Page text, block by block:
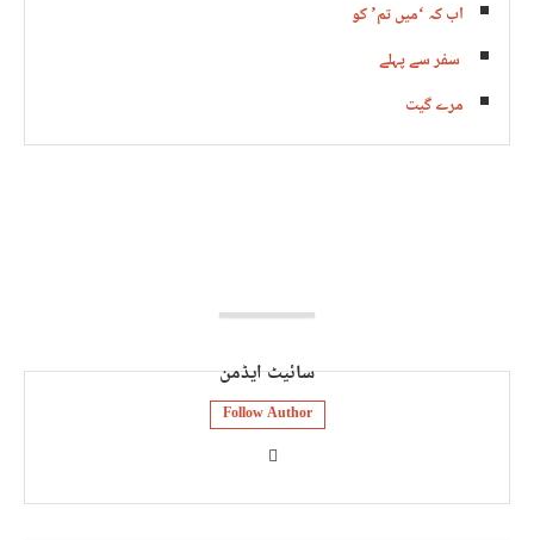
اب کہ ‘میں تم’ کو
سفر سے پہلے
مرے گیت
سائیٹ ایڈمن
Follow Author